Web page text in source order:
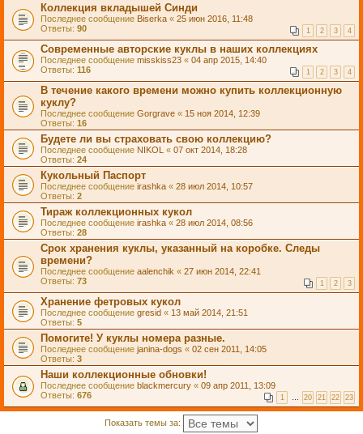
Коллекция вкладышей Синди
Последнее сообщение Biserka « 25 июн 2016, 11:48
Ответы: 90 1 2 3 4
Современные авторские куклы в наших коллекциях
Последнее сообщение misskiss23 « 04 апр 2015, 14:40
Ответы: 116 1 2 3 4
В течение какого времени можно купить коллекционную
куклу?
Последнее сообщение Gorgrave « 15 ноя 2014, 12:39
Ответы: 16
Будете ли вы страховать свою коллекцию?
Последнее сообщение NIKOL « 07 окт 2014, 18:28
Ответы: 24
Кукольный Паспорт
Последнее сообщение irashka « 28 июл 2014, 10:57
Ответы: 2
Тираж коллекционных кукол
Последнее сообщение irashka « 28 июл 2014, 08:56
Ответы: 28
Срок хранения куклы, указанный на коробке. Следы
времени?
Последнее сообщение aalenchik « 27 июн 2014, 22:41
Ответы: 73 1 2 3
Хранение фетровых кукол
Последнее сообщение gresid « 13 май 2014, 21:51
Ответы: 5
Помогите! У куклы номера разные.
Последнее сообщение janina-dogs « 02 сен 2011, 14:05
Ответы: 3
Наши коллекционные обновки!
Последнее сообщение blackmercury « 09 апр 2011, 13:09
Ответы: 676 1 … 20 21 22 23
Показать темы за: